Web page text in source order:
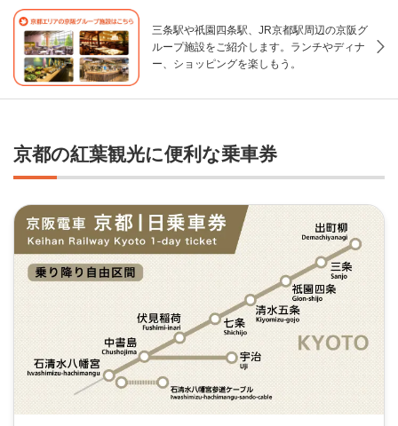
三条駅や祇󠄀園四条駅、JR京都駅周辺の京阪グ
ループ施設をご紹介します。ランチやディナ
ー、ショッピングを楽しもう。
京都の紅葉観光に便利な乗車券